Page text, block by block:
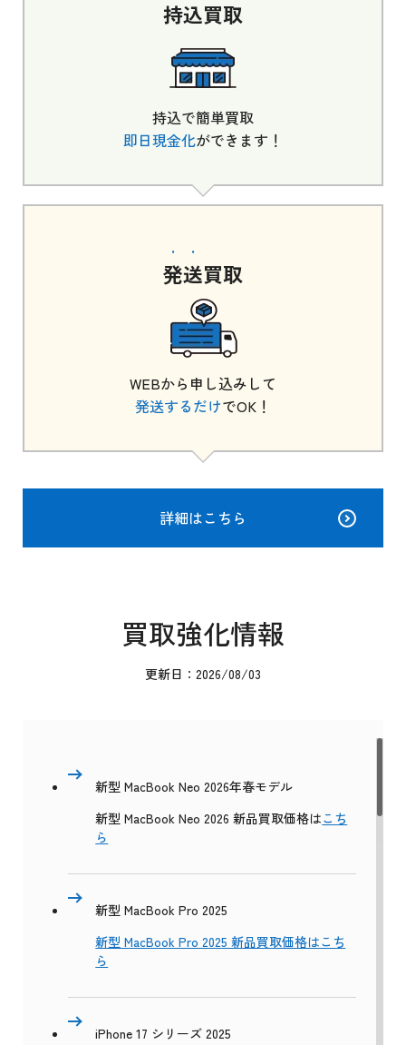
持込買取
持込で簡単買取
即日現金化ができます！
発送買取
WEBから申し込みして
発送するだけでOK！
詳細はこちら
買取強化情報
更新日：2026/08/03
新型 MacBook Neo 2026年春モデル
新型 MacBook Neo 2026 新品買取価格はこち
ら
新型 MacBook Pro 2025
新型 MacBook Pro 2025 新品買取価格はこち
ら
iPhone 17 シリーズ 2025